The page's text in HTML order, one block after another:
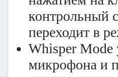
контрольный
переходит в
Whisper Mode
микрофона и